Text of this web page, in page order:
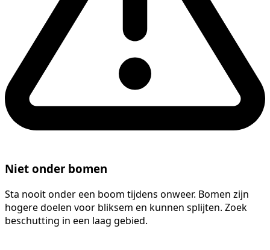
Niet onder bomen
Sta nooit onder een boom tijdens onweer. Bomen zijn
hogere doelen voor bliksem en kunnen splijten. Zoek
beschutting in een laag gebied.